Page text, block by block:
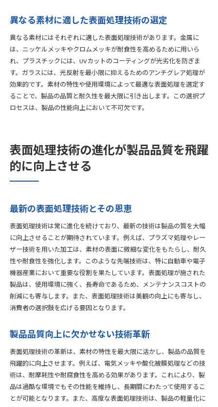
異なる素材に適した表面処理技術の選定
異なる素材にはそれぞれに適した表面処理技術があります。金属に
は、ニッケルメッキやクロムメッキが耐食性を高めるために用いら
れ、プラスチックには、UVカットのコーティングが光劣化を防ぎま
す。ガラスには、光反射を最小限に抑えるためのアンチグレア処理が
効果的です。素材の特性や使用環境によって最適な表面処理を選定す
ることで、製品の品質と耐久性を最大限に引き出します。この選択プ
ロセスは、製品の性能向上において不可欠です。
表面処理技術の進化が製品品質を飛躍
的に向上させる
最新の表面処理技術とその恩恵
表面処理技術は常に進化を続けており、最新の技術は製品の質を大幅
に向上させることが期待されています。例えば、プラズマ処理やレー
ザー技術を用いた加工は、素材の表面に微細な変化をもたらし、耐久
性や耐食性を強化します。このような先端技術は、特に自動車や電子
機器産業において重要な役割を果たしています。表面処理が施された
製品は、使用環境に強く、長寿命であるため、メンテナンスコストの
削減にも寄与します。また、表面処理技術は美観の向上にも寄与し、
消費者の選択肢を広げる要因となります。
製品品質向上に欠かせない技術革新
表面処理技術の革新は、素材の特性を最大限に活かし、製品の品質を
飛躍的に向上させます。例えば、電気メッキや酸化被膜処理などの技
術は、耐摩耗性や耐腐食性を高める効果があります。これにより、製
品は過酷な環境でもその性能を維持し、長期間にわたって使用するこ
とが可能となります。また、高度な表面処理技術は、製品の軽量化に